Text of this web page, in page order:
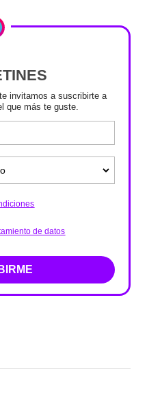
invitamos a suscribirte a
que más te guste.
de datos